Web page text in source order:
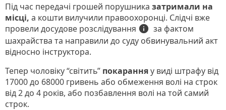
Під час передачі грошей порушника затримали на
місці, а кошти вилучили правоохоронці. Слідчі вже
провели досудове розслідування info за фактом
шахрайства та направили до суду обвинувальний акт
відносно інструктора.
Тепер чоловіку “світить” покаранняу виді штрафу від
17000 до 68000 гривень або обмеження волі на строк
від 2 до 4 років, або позбавлення волі на той самий
строк.